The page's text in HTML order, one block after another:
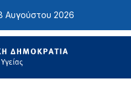
Αυγούστου 2026